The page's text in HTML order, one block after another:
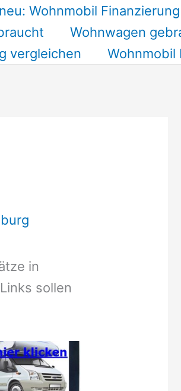
Wohnmobil
Wohnwagen
vergleichen
Wohnmobil
in
sollen